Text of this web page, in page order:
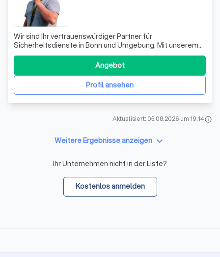
Wir sind Ihr vertrauenswürdiger Partner für
Sicherheitsdienste in Bonn und Umgebung. Mit unserem
IHK-zertifizierten Team setzen wir maßgeschneiderte
Sicherheitskonzepte um und garantieren durch
kontinuierliche Weiterbildung höchste
Sicherheitsstandards. Für jede Veranstaltung bieten wir
Profil ansehen
Angebot
Aktualisiert: 05.08.2026 um 19:14info
Weitere Ergebnisse anzeigen keyboard_arrow_down
Ihr Unternehmen nicht in der Liste?
Kostenlos anmelden